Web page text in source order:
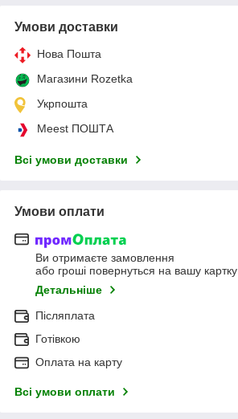
Умови доставки
Нова Пошта
Магазини Rozetka
Укрпошта
Meest ПОШТА
Всі умови доставки
Умови оплати
Ви отримаєте замовлення
або гроші повернуться на вашу картку
Детальніше
Післяплата
Готівкою
Оплата на карту
Всі умови оплати